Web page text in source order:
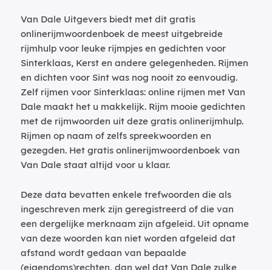
Van Dale Uitgevers biedt met dit gratis
onlinerijmwoordenboek de meest uitgebreide
rijmhulp voor leuke rijmpjes en gedichten voor
Sinterklaas, Kerst en andere gelegenheden. Rijmen
en dichten voor Sint was nog nooit zo eenvoudig.
Zelf rijmen voor Sinterklaas: online rijmen met Van
Dale maakt het u makkelijk. Rijm mooie gedichten
met de rijmwoorden uit deze gratis onlinerijmhulp.
Rijmen op naam of zelfs spreekwoorden en
gezegden. Het gratis onlinerijmwoordenboek van
Van Dale staat altijd voor u klaar.
Deze data bevatten enkele trefwoorden die als
ingeschreven merk zijn geregistreerd of die van
een dergelijke merknaam zijn afgeleid. Uit opname
van deze woorden kan niet worden afgeleid dat
afstand wordt gedaan van bepaalde
(eigendoms)rechten, dan wel dat Van Dale zulke